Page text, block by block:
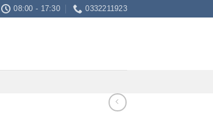
08:00 - 17:30 0332211923